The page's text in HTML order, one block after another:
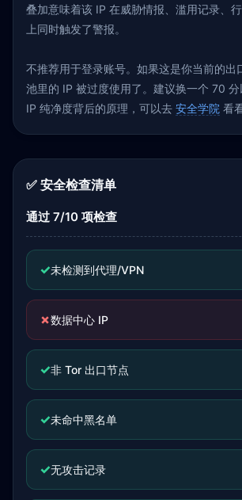
叠加意味着该 IP 在威胁情报、滥用记录、
上同时触发了警报。
不推荐用于登录账号。如果这是你当前的出
池里的 IP 被过度使用了。建议换一个 70
IP 纯净度背后的原理，可以去 安全学院 看
✅ 安全检查清单
通过 7/10 项检查
✓未检测到代理/VPN
✗数据中心 IP
✓非 Tor 出口节点
✓未命中黑名单
✓无攻击记录